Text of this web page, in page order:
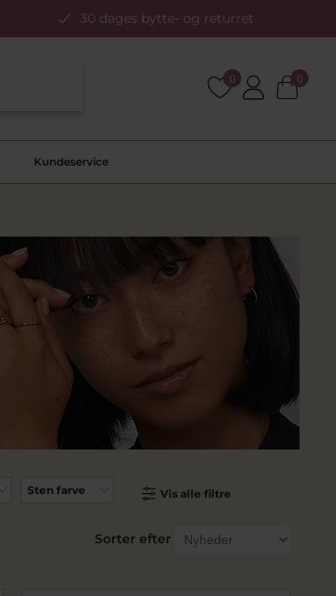
30 dages bytte- og returret
0 0
Kundeservice
Sten farve Vis alle filtre
Sorter efter